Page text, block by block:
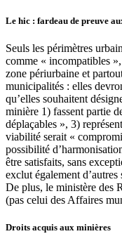
Le hic : fardeau de preuve
Seuls les périmètres
comme « incompatibles
zone périurbaine et
municipalités : elles
qu’elles souhaitent
minière 1) fassent partie
déplaçables », 3)
viabilité serait «
possibilité
être satisfaits, sans
exclut également
De plus, le ministère des
(pas celui des Affaires
Droits acquis aux minières